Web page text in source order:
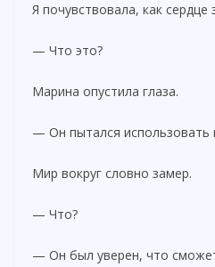
Я почувствовала, как сердце
— Что это?
Марина опустила глаза.
— Он пытался использовать
Мир вокруг словно замер.
— Что?
— Он был уверен, что